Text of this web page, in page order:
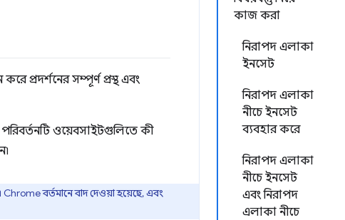
কাজ করা
নিরাপদ এলাকা
ইনসেট
নিরাপদ এলাকা
নীচে ইনসেট
ব্যবহার করে
নিরাপদ এলাকা
নীচে ইনসেট
এবং নিরাপদ
এলাকা নীচে
প্রদর্শনের সম্পূর্ণ প্রস্থ এবং
ওয়েবসাইটগুলিতে কী
বর্তমানে বাদ দেওয়া হয়েছে, এবং